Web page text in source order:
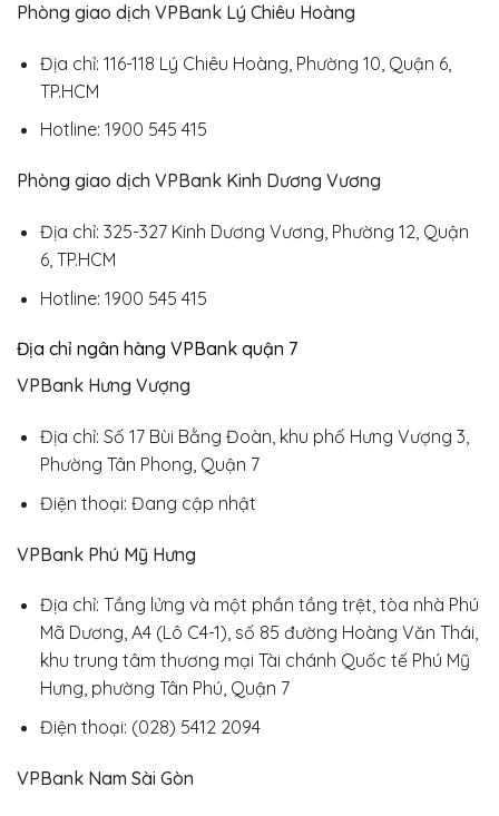
Phòng giao dịch VPBank Lý Chiêu Hoàng
Địa chỉ: 116-118 Lý Chiêu Hoàng, Phường 10, Quận 6,
TP.HCM
Hotline: 1900 545 415
Phòng giao dịch VPBank Kinh Dương Vương
Địa chỉ: 325-327 Kinh Dương Vương, Phường 12, Quận
6, TP.HCM
Hotline: 1900 545 415
Địa chỉ ngân hàng VPBank quận 7
VPBank Hưng Vượng
Địa chỉ: Số 17 Bùi Bằng Đoàn, khu phố Hưng Vượng 3,
Phường Tân Phong, Quận 7
Điện thoại: Đang cập nhật
VPBank Phú Mỹ Hưng
Địa chỉ: Tầng lửng và một phần tầng trệt, tòa nhà Phú
Mã Dương, A4 (Lô C4-1), số 85 đường Hoàng Văn Thái,
khu trung tâm thương mại Tài chánh Quốc tế Phú Mỹ
Hưng, phường Tân Phú, Quận 7
Điện thoại: (028) 5412 2094
VPBank Nam Sài Gòn